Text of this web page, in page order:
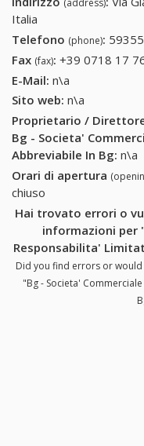
(address)
Italia
Telefono (phone):
Fax (fax): +39 0718 17
E-Mail: n\a
Sito web: n\a
Proprietario /
Bg - Societa'
Abbreviabile In Bg: n\a
Orari di apertura
chiuso
Hai trovato errori o
informazioni per
Responsabilita'
Did you find errors or
"Bg - Societa'